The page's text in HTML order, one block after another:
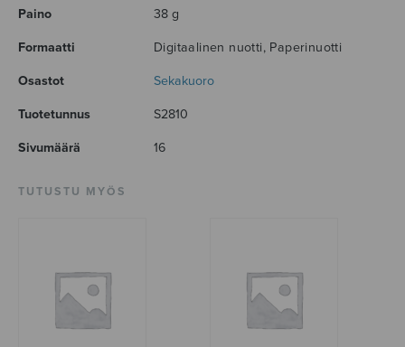
Paino 38 g
Formaatti Digitaalinen nuotti, Paperinuotti
Osastot Sekakuoro
Tuotetunnus S2810
Sivumäärä 16
TUTUSTU MYÖS